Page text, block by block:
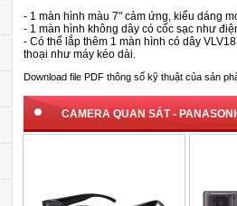
- 1 màn hình màu 7" cảm ứng, kiểu dáng
- 1 màn hình không dây có cốc sạc như
- Có thể lắp thêm 1 màn hình có dây
thoại như máy kéo dài.
Download file PDF thông số kỹ thuật của sản
CAMERA QUAN SÁT-